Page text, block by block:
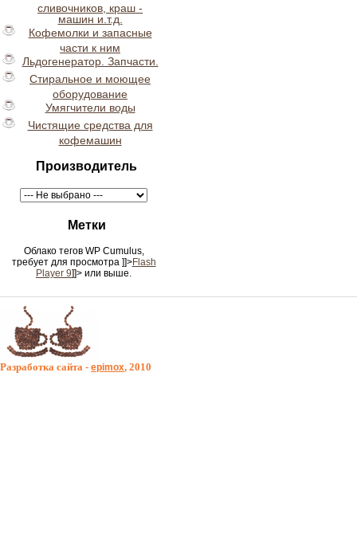
сливочников, краш -
машин и.т.д.
Кофемолки и запасные
части к ним
Льдогенератор. Запчасти.
Стиральное и моющее
оборудование
Умягчители воды
Чистящие средства для
кофемашин
Производитель
Метки
Облако тегов WP Cumulus,
требует для просмотра ]]>Flash
Player 9]]> или выше.
Разработка сайта - epimox, 2010